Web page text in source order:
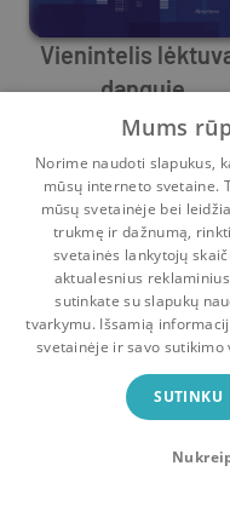
Vienintelis
danguje
Garrett M. Graff,Garrett Graff
7 52
Pradinis Krepšelis
Bookswap
Mainykis
Uždaryti
Mums
Norime naudoti slapukus,
mūsų interneto svetaine.
mūsų svetainėje bei
trukmę ir dažnumą,
svetainės lankytojų
aktualesnius
sutinkate su slapukų
tvarkymu. Išsamią
svetainėje ir savo
SUTINKU